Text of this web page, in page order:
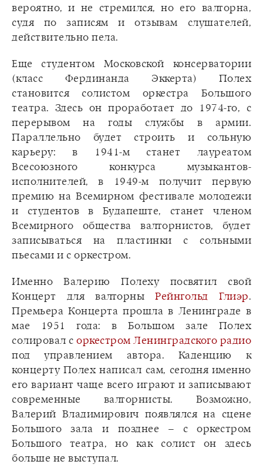
вероятно, и не стремился, но его валторна,
судя по записям и отзывам слушателей,
действительно пела.
Еще студентом Московской консерватории
(класс Фердинанда Эккерта) Полех
становится солистом оркестра Большого
театра. Здесь он проработает до 1974-го, с
перерывом на годы службы в армии.
Параллельно будет строить и сольную
карьеру: в 1941-м станет лауреатом
Всесоюзного конкурса музыкантов-
исполнителей, в 1949-м получит первую
премию на Всемирном фестивале молодежи
и студентов в Будапеште, станет членом
Всемирного общества валторнистов, будет
записываться на пластинки с сольными
пьесами и с оркестром.
Именно Валерию Полеху посвятил свой
Концерт для валторныРейнгольд Глиэр.
Премьера Концерта прошла в Ленинграде в
мае 1951 года: в Большом зале Полех
солировал с оркестром Ленинградского радио
под управлением автора. Каденцию к
концерту Полех написал сам, сегодня именно
его вариант чаще всего играют и записывают
современные валторнисты. Возможно,
Валерий Владимирович появлялся на сцене
Большого зала и позднее – с оркестром
Большого театра, но как солист он здесь
больше не выступал.